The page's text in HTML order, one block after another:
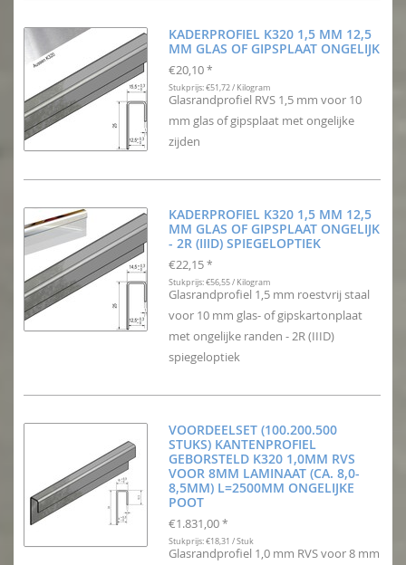
KADERPROFIEL K320 1,5 MM 12,5
MM GLAS OF GIPSPLAAT ONGELIJK
€20,10 *
Stukprijs: €51,72 / Kilogram
Glasrandprofiel RVS 1,5 mm voor 10
mm glas of gipsplaat met ongelijke
zijden
KADERPROFIEL K320 1,5 MM 12,5
MM GLAS OF GIPSPLAAT ONGELIJK
- 2R (IIID) SPIEGELOPTIEK
€22,15 *
Stukprijs: €56,55 / Kilogram
Glasrandprofiel 1,5 mm roestvrij staal
voor 10 mm glas- of gipskartonplaat
met ongelijke randen - 2R (IIID)
spiegeloptiek
VOORDEELSET (100.200.500
STUKS) KANTENPROFIEL
GEBORSTELD K320 1,0MM RVS
VOOR 8MM LAMINAAT (CA. 8,0-
8,5MM) L=2500MM ONGELIJKE
POOT
€1.831,00 *
Stukprijs: €18,31 / Stuk
Glasrandprofiel 1,0 mm RVS voor 8 mm